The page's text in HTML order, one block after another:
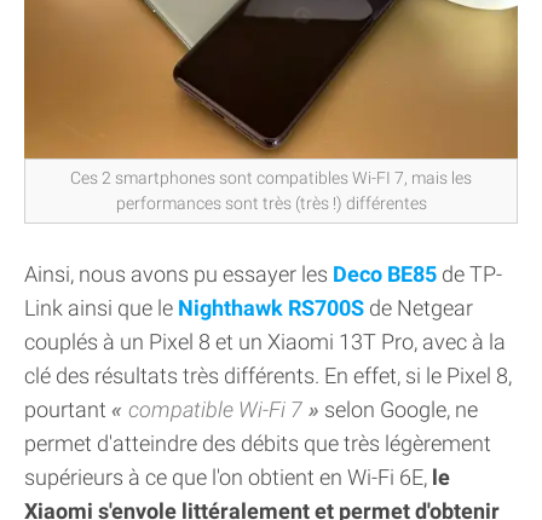
Ces 2 smartphones sont compatibles Wi-FI 7, mais les
performances sont très (très !) différentes
Ainsi, nous avons pu essayer les Deco BE85 de TP-
Link ainsi que le Nighthawk RS700S de Netgear
couplés à un Pixel 8 et un Xiaomi 13T Pro, avec à la
clé des résultats très différents. En effet, si le Pixel 8,
pourtant
compatible Wi-Fi 7
selon Google, ne
permet d'atteindre des débits que très légèrement
supérieurs à ce que l'on obtient en Wi-Fi 6E, le
Xiaomi s'envole littéralement et permet d'obtenir